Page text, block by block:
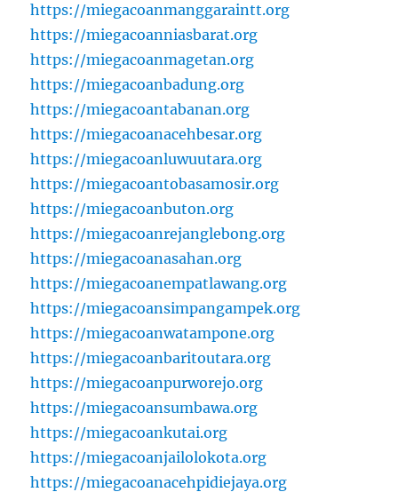
https://miegacoanmanggaraintt.org
https://miegacoanniasbarat.org
https://miegacoanmagetan.org
https://miegacoanbadung.org
https://miegacoantabanan.org
https://miegacoanacehbesar.org
https://miegacoanluwuutara.org
https://miegacoantobasamosir.org
https://miegacoanbuton.org
https://miegacoanrejanglebong.org
https://miegacoanasahan.org
https://miegacoanempatlawang.org
https://miegacoansimpangampek.org
https://miegacoanwatampone.org
https://miegacoanbaritoutara.org
https://miegacoanpurworejo.org
https://miegacoansumbawa.org
https://miegacoankutai.org
https://miegacoanjailolokota.org
https://miegacoanacehpidiejaya.org